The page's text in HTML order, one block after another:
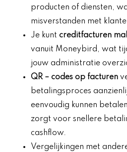
producten of diensten,
misverstanden met
Je kunt creditfacturen
vanuit Moneybird, wat
jouw administratie
QR– codes op facturen
betalingsproces
eenvoudig kunnen
zorgt voor snellere
cashflow.
Vergelijkingen met